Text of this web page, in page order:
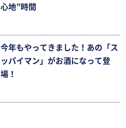
心地”時間
今年もやってきました！あの「ス
ッパイマン」がお酒になって登
場！